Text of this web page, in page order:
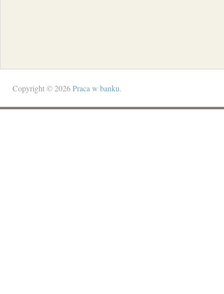
Copyright © 2026Praca w banku.